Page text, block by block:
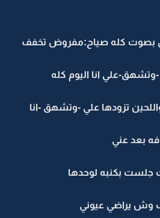
بصوت كله صياح:مفروض تخفف
علي انا اليوم كله
تزودها علي -وتشهق -انا
بعد عني
بكنبه لوحدها
وش يراضي عيوني